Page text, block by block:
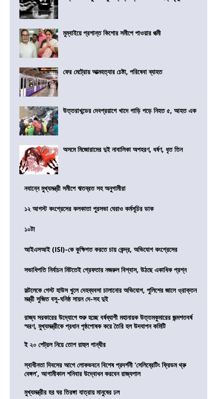
মুম্বাইয়ে প্রশান্ত কিশোর সমীপে পাওয়ার পত্মী
ফের মেট্রোয় আত্মহত্যার চেষ্টা, পরিষেবা ব্যাহত
উত্তরাখন্ডের দেবপ্রয়াগে খাদে গাড়ি পড়ে নিহত ৫, আহত এক
অসমে মিজোরামের দুই নাবালিকা অপহরণ, ধর্ষণ, ধৃত তিন
নবান্নে মুখ্যমন্ত্রী সমীপে ঋতব্রত সহ অনুগামীরা
১২ আগস্ট কংগ্রেসের কলকাতা পুরসভা ঘেরাও কর্মসূচির ডাক
১০টা
আইএসআই (ISI)-কে কুক্ষিগত করতে চায় কেন্দ্র, অভিযোগ কংগ্রেসের
সভাধিপতি নির্বাচন মিটতেই গ্রেফতার নজরুল বিশ্বাস, উঠছে একাধিক প্রশ্ন
সল্টলেকে গেস্ট হাউস খুলে দেহব্যবসা চালানোর অভিযোগ, পুলিশের জালে ও্রাক্তন
মন্ত্রী সুজিত বসু-ঘনিষ্ঠ সায়ন দে-সহ দুই
রাজ্য সরকারের উদ্যোগে শুরু হচ্ছে বর্ষব্যাপী মহানায়ক উত্তমকুমারের জন্মশতবর্ষ
স্মরণ, মুখ্যমন্ত্রীকে প্রধান পৃষ্ঠপোষক করে তৈরি হল উদযাপন কমিটি
ই ২০ পেট্রল নিয়ে তোপ রাহুল গান্ধীর
স্বাধীনতা দিবসের আগে লোকভবনে বিশেষ প্রদর্শনী ‘সেলিব্রেটিং ফ্রিডম থ্রু
বেঙ্গল’, আগামীকাল শনিবার উদ্বোধন করবেন রাজ্যপাল
মুখ্যমন্ত্রীর হর ঘর তিরঙ্গা যাত্রায় মানুষের ঢল